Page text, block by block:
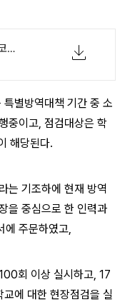
[교육부 12-09(목) 즉시보도자료] 코로나19 확산세 증가에 따른 방역 현장점검 및 소통 강화.pdf
별방역대책 기간 중 소
중이고, 점검대상은 학
해당된다.
는 기조하에 현재 방역
을 중심으로 한 인력과
에 주문하였고,
회 이상 실시하고, 17
에 대한 현장점검을 실